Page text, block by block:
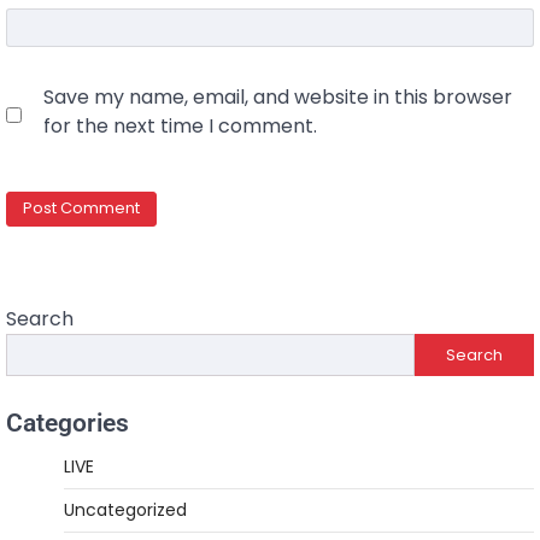
Save my name, email, and website in this browser
for the next time I comment.
Search
Search
Categories
LIVE
Uncategorized